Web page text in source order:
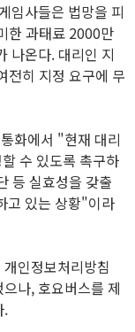
임사들은 법망을 피
한 과태료 2000만
나온다. 대리인 지
전히 지정 요구에 무
화에서 "현재 대리
수 있도록 촉구하
등 실효성을 갖출
고 있는 상황"이라
인정보처리방침
나, 호요버스를 제
.